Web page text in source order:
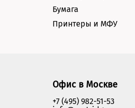
Бумага
Принтеры и МФУ
Офис в Москве
+7 (495) 982-51-53